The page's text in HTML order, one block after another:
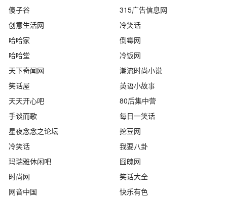
傻子谷
315广告信息网
创意生活网
冷笑话
哈哈家
倒霉网
哈哈堂
冷饭网
天下奇闻网
潮流时尚小说
笑话屋
英语小故事
天天开心吧
80后集中营
手谈而歌
每日一笑话
星夜念念之论坛
挖豆网
冷笑话
我要八卦
玛瑞雅休闲吧
囧魄网
时尚网
笑话大全
网音中国
快乐有色